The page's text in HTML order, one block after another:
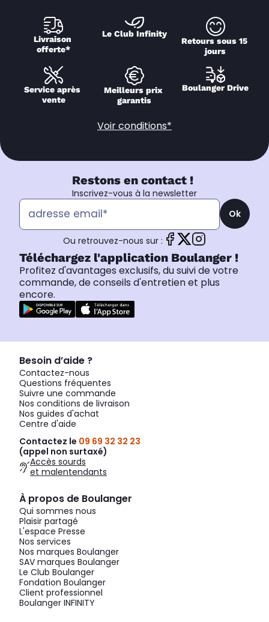
Livraison
offerte*
Le Club Infinity
Retours sous 15
jours
Service après
vente
Meilleurs prix
garantis
Boulanger Drive
Voir conditions*
Restons en contact !
Inscrivez-vous à la newsletter
Ok
Ou retrouvez-nous sur :
Téléchargez l'application Boulanger !
Profitez d'avantages exclusifs, du suivi de votre
commande, de conseils d'entretien et plus
encore.
Besoin d’aide ?
Contactez-nous
Questions fréquentes
Suivre une commande
Nos conditions de livraison
Nos guides d'achat
Centre d'aide
Contactez le 09 69 32 32 23
(appel non surtaxé)
Accès sourds
et malentendants
À propos de Boulanger
Qui sommes nous
Plaisir partagé
L'espace Presse
Nos services
Nos marques Boulanger
SAV marques Boulanger
Le Club Boulanger
Fondation Boulanger
Client professionnel
Boulanger INFINITY